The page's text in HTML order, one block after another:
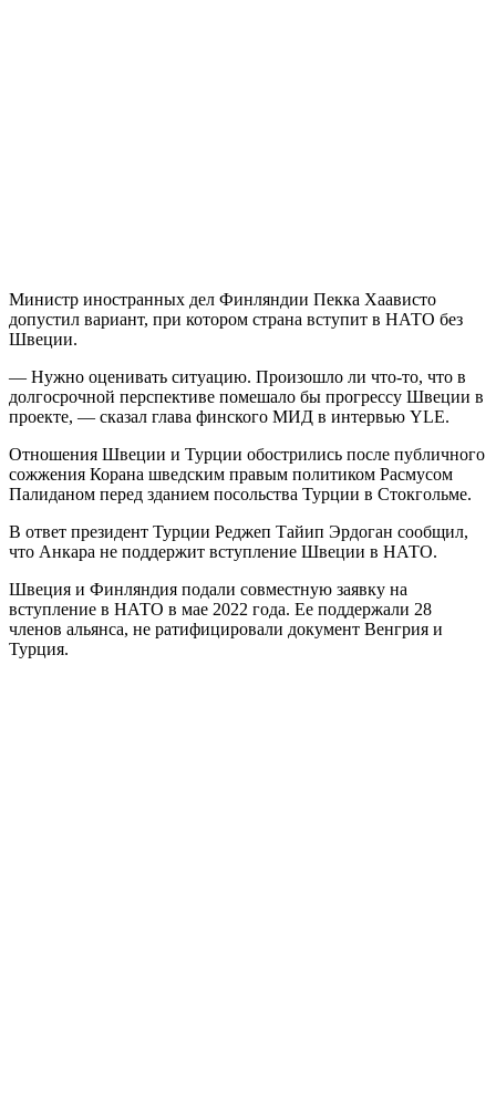
Министр иностранных дел Финляндии Пекка Хаависто
допустил вариант, при котором страна вступит в НАТО без
Швеции.
— Нужно оценивать ситуацию. Произошло ли что-то, что в
долгосрочной перспективе помешало бы прогрессу Швеции в
проекте, — сказал глава финского МИД в интервью YLE.
Отношения Швеции и Турции обострились после публичного
сожжения Корана шведским правым политиком Расмусом
Палиданом перед зданием посольства Турции в Стокгольме.
В ответ президент Турции Реджеп Тайип Эрдоган сообщил,
что Анкара не поддержит вступление Швеции в НАТО.
Швеция и Финляндия подали совместную заявку на
вступление в НАТО в мае 2022 года. Ее поддержали 28
членов альянса, не ратифицировали документ Венгрия и
Турция.